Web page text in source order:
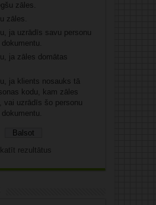
zāles.
zāles.
ja uzrādīs savu personu
ja zāles domātas
ja klients nosauks tā
kodu, kam zāles
vai uzrādīs šo personu
rezultātus